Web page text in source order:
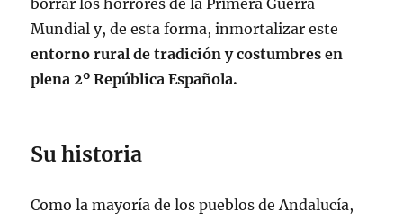
borrar los horrores de la Primera Guerra
Mundial y, de esta forma, inmortalizar este
entorno rural de tradición y costumbres en
plena 2º República Española.
Su historia
Como la mayoría de los pueblos de Andalucía,